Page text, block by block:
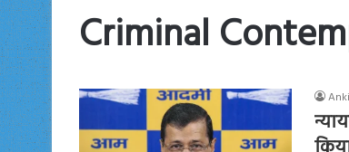
Criminal